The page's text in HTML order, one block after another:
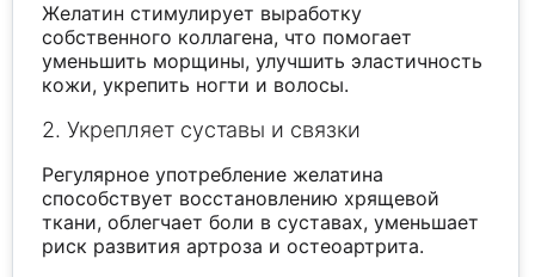
Желатин стимулирует выработку
собственного коллагена, что помогает
уменьшить морщины, улучшить эластичность
кожи, укрепить ногти и волосы.
2. Укрепляет суставы и связки
Регулярное употребление желатина
способствует восстановлению хрящевой
ткани, облегчает боли в суставах, уменьшает
риск развития артроза и остеоартрита.